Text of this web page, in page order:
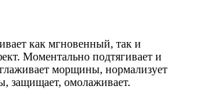
как мгновенный, так и
Моментально подтягивает и
морщины, нормализует
защищает, омолаживает.